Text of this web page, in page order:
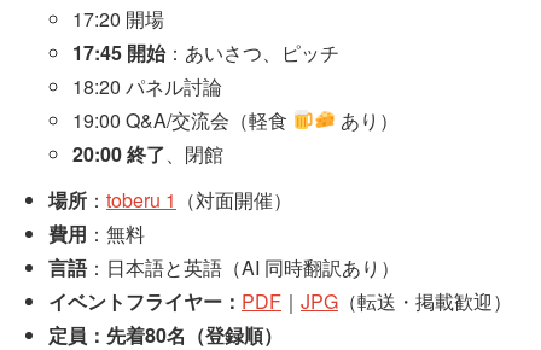
17:20 開場
17:45 開始：あいさつ、ピッチ
18:20 パネル討論
19:00 Q&A/交流会（軽食
あり）
20:00 終了 、閉館
場所 ： toberu 1 （対面開催）
費用 ：無料
言語：日本語と英語（AI 同時翻訳あり）
イベントフライヤー： PDF ｜ JPG （転送・掲載歓迎）
定員：先着80名（登録順）